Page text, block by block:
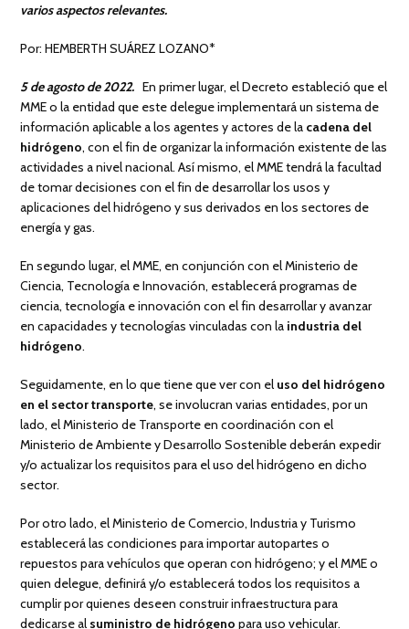
varios aspectos relevantes.
Por: HEMBERTH SUÁREZ LOZANO*
5 de agosto de 2022. En primer lugar, el Decreto estableció que el
MME o la entidad que este delegue implementará un sistema de
información aplicable a los agentes y actores de la cadena del
hidrógeno, con el fin de organizar la información existente de las
actividades a nivel nacional. Así mismo, el MME tendrá la facultad
de tomar decisiones con el fin de desarrollar los usos y
aplicaciones del hidrógeno y sus derivados en los sectores de
energía y gas.
En segundo lugar, el MME, en conjunción con el Ministerio de
Ciencia, Tecnología e Innovación, establecerá programas de
ciencia, tecnología e innovación con el fin desarrollar y avanzar
en capacidades y tecnologías vinculadas con la industria del
hidrógeno.
Seguidamente, en lo que tiene que ver con el uso del hidrógeno
en el sector transporte, se involucran varias entidades, por un
lado, el Ministerio de Transporte en coordinación con el
Ministerio de Ambiente y Desarrollo Sostenible deberán expedir
y/o actualizar los requisitos para el uso del hidrógeno en dicho
sector.
Por otro lado, el Ministerio de Comercio, Industria y Turismo
establecerá las condiciones para importar autopartes o
repuestos para vehículos que operan con hidrógeno; y el MME o
quien delegue, definirá y/o establecerá todos los requisitos a
cumplir por quienes deseen construir infraestructura para
dedicarse al suministro de hidrógeno para uso vehicular.